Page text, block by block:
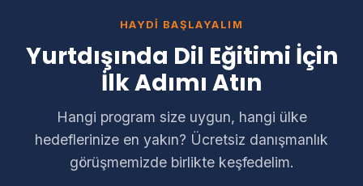
HAYDI BAŞLAYALIM
Yurtdışında Dil Eğitimi İçin
İlk Adımı Atın
Hangi program size uygun, hangi ülke
hedeflerinize en yakın? Ücretsiz danışmanlık
görüşmemizde birlikte keşfedelim.